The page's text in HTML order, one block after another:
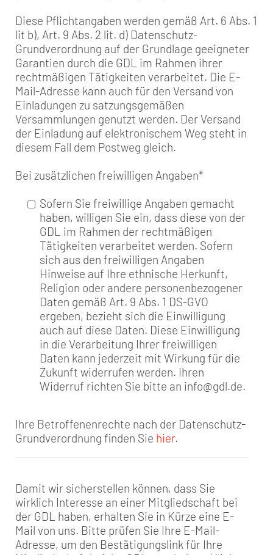
Diese Pflichtangaben werden gemäß Art. 6 Abs. 1
lit b), Art. 9 Abs. 2 lit. d) Datenschutz-
Grundverordnung auf der Grundlage geeigneter
Garantien durch die GDL im Rahmen ihrer
rechtmäßigen Tätigkeiten verarbeitet. Die E-
Mail-Adresse kann auch für den Versand von
Einladungen zu satzungsgemäßen
Versammlungen genutzt werden. Der Versand
der Einladung auf elektronischem Weg steht in
diesem Fall dem Postweg gleich.
Bei zusätzlichen freiwilligen Angaben*
Sofern Sie freiwillige Angaben gemacht
haben, willigen Sie ein, dass diese von der
GDL im Rahmen der rechtmäßigen
Tätigkeiten verarbeitet werden. Sofern
sich aus den freiwilligen Angaben
Hinweise auf Ihre ethnische Herkunft,
Religion oder andere personenbezogener
Daten gemäß Art. 9 Abs. 1 DS-GVO
ergeben, bezieht sich die Einwilligung
auch auf diese Daten. Diese Einwilligung
in die Verarbeitung Ihrer freiwilligen
Daten kann jederzeit mit Wirkung für die
Zukunft widerrufen werden. Ihren
Widerruf richten Sie bitte an info@gdl.de.
Ihre Betroffenenrechte nach der Datenschutz-
Grundverordnung finden Sie hier.
Damit wir sicherstellen können, dass Sie
wirklich Interesse an einer Mitgliedschaft bei
der GDL haben, erhalten Sie in Kürze eine E-
Mail von uns. Bitte prüfen Sie Ihre E-Mail-
Adresse, um den Bestätigungslink für Ihre